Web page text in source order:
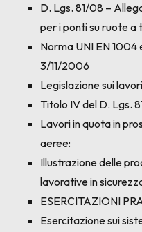
D. Lgs. 81/08 –
per i ponti su ruote a
Norma UNI EN 1004
3/11/2006
Legislazione sui
Titolo IV del D. Lgs.
Lavori in quota in
aeree:
Illustrazione delle
lavorative in
ESERCITAZIONI
Esercitazione sui